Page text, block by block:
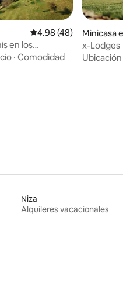
Calificación promedio:
4.98 (48)
en los
· Comodidad
Minicasa
x-Lodges
Ubicación
Niza
Alquileres vacacionales